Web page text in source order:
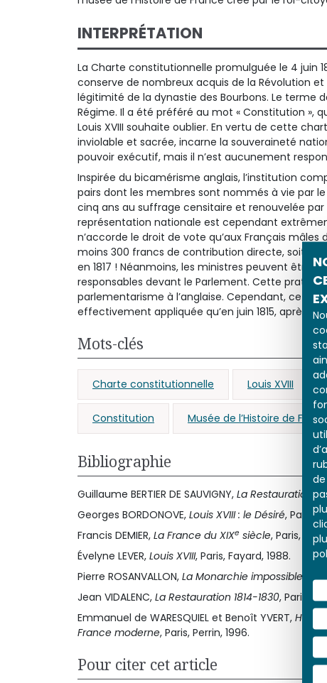
INTERPRÉTATION
La Charte constitutionnelle promulguée le 4 juin
conserve de nombreux acquis de la Révolution
légitimité de la dynastie des Bourbons. Le terme
Régime. Il a été préféré au mot « Constitution »,
Louis XVIII souhaite oublier. En vertu de cette
inviolable et sacrée, incarne la souveraineté
pouvoir exécutif, mais il n’est aucunement
Inspirée du bicamérisme anglais, l’institution
pairs dont les membres sont nommés à vie par
cinq ans au suffrage censitaire et renouvelée
représentation nationale est cependant
n’accorde le droit de vote qu’aux Français
moins 300 francs de contribution directe, soit 110
en 1817 ! Néanmoins, les ministres peuvent être
responsables devant le Parlement. Cette
parlementarisme à l’anglaise. Cependant, cette
effectivement appliquée qu’en juin 1815, après
Mots-clés
Charte constitutionnelle Louis XVIII
Constitution Musée de l’Histoire de
Bibliographie
Guillaume BERTIER DE SAUVIGNY, La Restauration ,
Georges BORDONOVE, Louis XVIII : le Désiré, Paris,
Francis DEMIER, La France du XIXe siècle, Paris, Le
Évelyne LEVER, Louis XVIII, Paris, Fayard, 1988.
Pierre ROSANVALLON, La Monarchie impossible : les
Jean VIDALENC, La Restauration 1814-1830, Paris,
Emmanuel de WARESQUIEL et Benoît YVERT,
France moderne, Paris, Perrin, 1996.
Pour citer cet article